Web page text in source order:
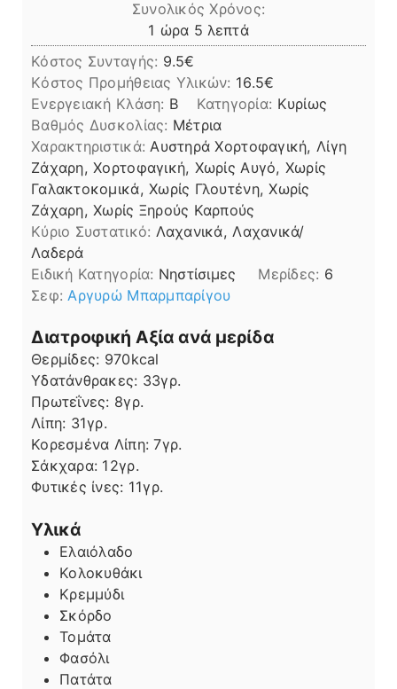
Συνολικός Χρόνος:
1 ώρα
ώρα 5 λεπτά
λεπτά
Κόστος Συνταγής: 9.5€
Kόστος Προμήθειας Υλικών: 16.5
Ενεργειακή Κλάση: B Κατηγορία: Κυρίως
Βαθμός Δυσκολίας: Μέτρια
Χαρακτηριστικά: Αυστηρά Χορτοφαγική, Λίγη
Ζάχαρη, Χορτοφαγική, Χωρίς Αυγό, Χωρίς
Γαλακτοκομικά, Χωρίς Γλουτένη, Χωρίς
Ζάχαρη, Χωρίς Ξηρούς Καρπούς
Kύριο Συστατικό: Λαχανικά, Λαχανικά/
Λαδερά
Ειδική Κατηγορία: Νηστίσιμες Μερίδες: 6
Σεφ: Αργυρώ Μπαρμπαρίγου
Διατροφική Αξία ανά μερίδα
Θερμίδες: 970kcal
Υδατάνθρακες: 33γρ.
Πρωτεΐνες: 8γρ.
Λίπη
Λίπη: 31γρ.
Κορεσμένα Λίπη:7γρ.
Σάκχαρα: 12γρ.
Φυτικές ίνες: 11γρ.
Υλικά
Ελαιόλαδο
Κολοκυθάκι
Κρεμμύδι
Σκόρδο
Τομάτα
Φασόλι
Πατάτα